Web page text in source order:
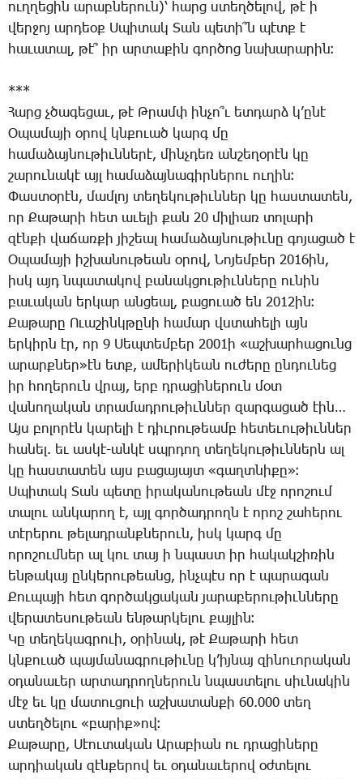
ուղ­ղե­ցին ա­րաբ­նե­րուն)՝ հարց ստեղ­ծե­լով, թէ ի
վեր­ջոյ ար­դեօք Ս­պի­տակ ­Տան պե­տի՞ն պէտք է
հա­ւա­տալ, թէ՞ իր ար­տա­քին գոր­ծոց նա­խա­րա­րին։
***
­Հարց չծա­գե­ցաւ, թէ Թ­րամփ ին­չո՞ւ ետ­դարձ կ­’ը­նէ
Օ­պա­մա­յի օ­րով կնքո­ւած կարգ մը
հա­մա­ձայ­նու­թիւն­նե­րէ, մինչ­դեռ ան­շե­ղօ­րէն կը
շա­րու­նա­կէ այլ հա­մա­ձայ­նա­գիր­նե­րու ու­ղին։
­Փաս­տօ­րէն, մամ­լոյ տե­ղե­կու­թիւն­ներ կը հաս­տա­տեն,
որ ­Քա­թա­րի հետ ա­ւե­լի քան 20 մի­լիառ տո­լա­րի
զէն­քի վա­ճառ­քի յի­շեալ հա­մա­ձայ­նու­թիւ­նը գո­յա­ցած է
Օ­պա­մա­յի իշ­խա­նու­թեան օ­րով, ­Նո­յեմ­բեր 2016ին,
իսկ այդ նպա­տա­կով բա­նակ­ցու­թիւն­նե­րը ու­նին
բա­ւա­կան եր­կար ան­ցեալ, բա­ցո­ւած են 2012ին։
­Քա­թա­րը Ո­ւա­շինկ­թը­նի հա­մար վստա­հե­լի այն
եր­կիրն էր, որ 9 ­Սեպ­տեմ­բեր 2001ի «աշ­խար­հա­ցունց
ա­րարք­ներ»էն ետք, ա­մե­րի­կեան ու­ժե­րը ըն­դու­նեց
իր հո­ղե­րուն վրայ, երբ դրա­ցի­նե­րուն մօտ
վա­նո­ղա­կան տրա­մադ­րու­թիւն­ներ զար­գա­ցած էին…
Այս բո­լո­րէն կա­րե­լի է դիւ­րու­թեամբ հե­տե­ւու­թիւն­ներ
հա­նել. եւ աս­կէ-ան­կէ սպրդող տե­ղե­կու­թիւն­ներն ալ
կը հաս­տա­տեն այս բա­ցա­յայտ «գաղտ­նի­քը»։
Ս­պի­տակ ­Տան պե­տը ի­րա­կա­նու­թեան մէջ ո­րո­շում
տա­լու ան­կա­րող է, այլ գոր­ծադ­րողն է ո­րոշ շա­հե­րու
տէ­րե­րու թե­լադ­րանք­նե­րուն, իսկ կարգ մը
ո­րո­շում­ներ ալ կու տայ ի նպաստ իր հա­կակ­շի­ռին
են­թա­կայ ըն­կե­րու­թեանց, ինչ­պէս որ է պա­րա­գան
­Քու­պա­յի հետ գոր­ծակ­ցա­կան յա­րա­բե­րու­թիւն­նե­րը
վե­րա­տե­սու­թեան են­թար­կե­լու քայ­լին։
­Կը տե­ղե­կագ­րո­ւի, օ­րի­նակ, թէ ­Քա­թա­րի հետ
կնքո­ւած պայ­մա­նագ­րու­թիւ­նը կ­’իյ­նայ զի­նո­ւո­րա­կան
օ­դա­նա­ւեր ար­տադ­րող­նե­րուն նպաս­տե­լու սիւ­նա­կին
մէջ եւ կը մա­տու­ցո­ւի աշ­խա­տան­քի 60.000 տեղ
ստեղ­ծե­լու «բա­րիք»ով։
­Քա­թա­րը, ­Սէու­տա­կան Ա­րա­բիան ու դրա­ցի­նե­րը
ար­դիա­կան զէն­քե­րով եւ օ­դա­նա­ւե­րով օժ­տե­լու